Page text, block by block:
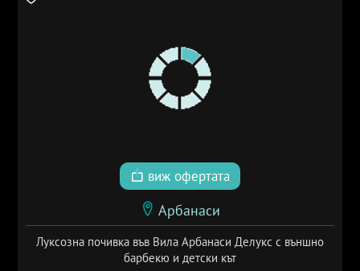
виж офертата
Арбанаси
Луксозна почивка във Вила Арбанаси Делукс с външно
барбекю и детски кът